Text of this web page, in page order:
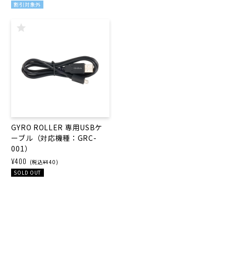
割引対象外
GYRO ROLLER 専用USBケ
ーブル（対応機種：GRC-
001）
¥400 (税込¥440)
SOLD OUT